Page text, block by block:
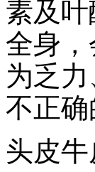
素及
全身
为乏
不正
头皮